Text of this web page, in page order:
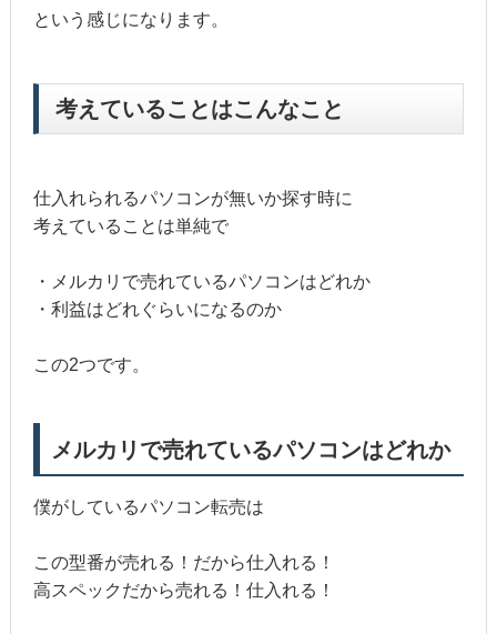
という感じになります。
考えていることはこんなこと
仕入れられるパソコンが無いか探す時に
考えていることは単純で
・メルカリで売れているパソコンはどれか
・利益はどれぐらいになるのか
この2つです。
メルカリで売れているパソコンはどれか
僕がしているパソコン転売は
この型番が売れる！だから仕入れる！
高スペックだから売れる！仕入れる！